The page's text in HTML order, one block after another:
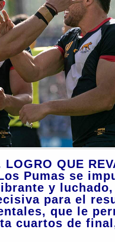
QUE
Pumas se
y luchado,
para el
que le
cuartos de